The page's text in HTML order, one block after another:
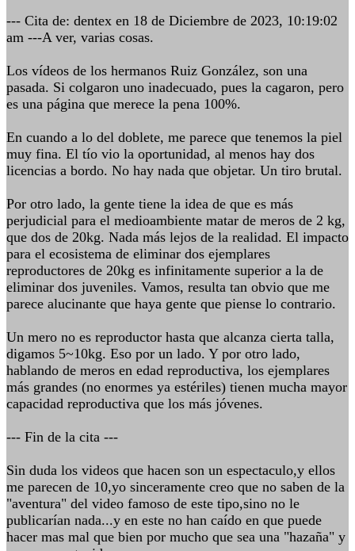
--- Cita de: dentex en 18 de Diciembre de 2023, 10:19:02
am ---A ver, varias cosas.
Los vídeos de los hermanos Ruiz González, son una
pasada. Si colgaron uno inadecuado, pues la cagaron, pero
es una página que merece la pena 100%.
En cuando a lo del doblete, me parece que tenemos la piel
muy fina. El tío vio la oportunidad, al menos hay dos
licencias a bordo. No hay nada que objetar. Un tiro brutal.
Por otro lado, la gente tiene la idea de que es más
perjudicial para el medioambiente matar de meros de 2 kg,
que dos de 20kg. Nada más lejos de la realidad. El impacto
para el ecosistema de eliminar dos ejemplares
reproductores de 20kg es infinitamente superior a la de
eliminar dos juveniles. Vamos, resulta tan obvio que me
parece alucinante que haya gente que piense lo contrario.
Un mero no es reproductor hasta que alcanza cierta talla,
digamos 5~10kg. Eso por un lado. Y por otro lado,
hablando de meros en edad reproductiva, los ejemplares
más grandes (no enormes ya estériles) tienen mucha mayor
capacidad reproductiva que los más jóvenes.
--- Fin de la cita ---
Sin duda los videos que hacen son un espectaculo,y ellos
me parecen de 10,yo sinceramente creo que no saben de la
"aventura" del video famoso de este tipo,sino no le
publicarían nada...y en este no han caído en que puede
hacer mas mal que bien por mucho que sea una "hazaña" y